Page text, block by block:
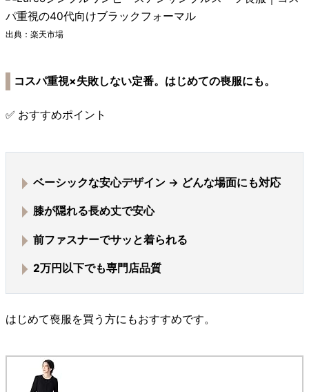
出典：楽天市場
コスパ重視×失敗しない定番。はじめての喪服にも。
✅ おすすめポイント
ベーシックな安心デザイン → どんな場面にも対応
膝が隠れる長め丈で安心
前ファスナーでサッと着られる
2万円以下でも専門店品質
はじめて喪服を買う方にもおすすめです。